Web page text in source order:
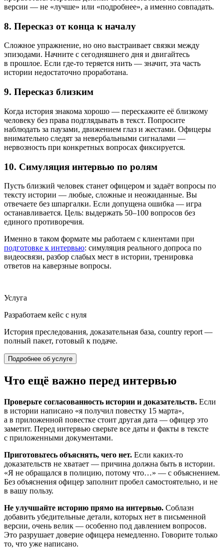
версии — не «лучше» или «подробнее», а именно совпадать.
8. Пересказ от конца к началу
Сложное упражнение, но оно выстраивает связки между
эпизодами. Начните с сегодняшнего дня и двигайтесь
в прошлое. Если где-то теряется нить — значит, эта часть
истории недостаточно проработана.
9. Пересказ близким
Когда история знакома хорошо — перескажите её близкому
человеку без права подглядывать в текст. Попросите
наблюдать за паузами, движением глаз и жестами. Офицеры
внимательно следят за невербальными сигналами —
нервозность при конкретных вопросах фиксируется.
10. Симуляция интервью по ролям
Пусть близкий человек станет офицером и задаёт вопросы по
тексту истории — любые, сложные и неожиданные. Вы
отвечаете без шпаргалки. Если допущена ошибка — игра
останавливается. Цель: выдержать 50–100 вопросов без
единого противоречия.
Именно в таком формате мы работаем с клиентами при
подготовке к интервью: симуляция реального допроса по
видеосвязи, разбор слабых мест в истории, тренировка
ответов на каверзные вопросы.
Услуга
Разработаем кейс с нуля
История преследования, доказательная база, country report —
полный пакет, готовый к подаче.
Подробнее об услуге
Что ещё важно перед интервью
Проверьте согласованность истории и доказательств. Если
в истории написано «я получил повестку 15 марта»,
а в приложенной повестке стоит другая дата — офицер это
заметит. Перед интервью сверьте все даты и факты в тексте
с приложенными документами.
Приготовьтесь объяснять, чего нет. Если каких-то
доказательств не хватает — причина должна быть в истории.
«Я не обращался в полицию, потому что…» — с объяснением.
Без объяснения офицер заполнит пробел самостоятельно, и не
в вашу пользу.
Не улучшайте историю прямо на интервью. Соблазн
добавить убедительные детали, которых нет в письменной
версии, очень велик — особенно под давлением вопросов.
Это разрушает доверие офицера немедленно. Говорите только
то, что уже написано.